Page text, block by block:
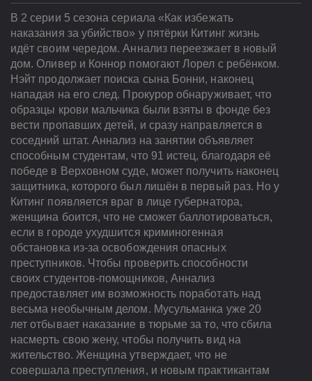
В 2 серии 5 сезона сериала «Как избежать
наказания за убийство» у пятёрки Китинг жизнь
идёт своим чередом. Аннализ переезжает в новый
дом. Оливер и Коннор помогают Лорел с ребёнком.
Нэйт продолжает поиска сына Бонни, наконец
нападая на его след. Прокурор обнаруживает, что
образцы крови мальчика были взяты в фонде без
вести пропавших детей, и сразу направляется в
соседний штат. Аннализ на занятии объявляет
способным студентам, что 91 истец, благодаря её
победе в Верховном суде, может получить наконец
защитника, которого был лишён в первый раз. Но у
Китинг появляется враг в лице губернатора,
женщина боится, что не сможет баллотироваться,
если в городе ухудшится криминогенная
обстановка из-за освобождения опасных
преступников. Чтобы проверить способности
своих студентов-помощников, Аннализ
предоставляет им возможность поработать над
весьма необычным делом. Мусульманка уже 20
лет отбывает наказание в тюрьме за то, что сбила
насмерть свою жену, чтобы получить вид на
жительство. Женщина утверждает, что не
совершала преступления, и новым практикантам